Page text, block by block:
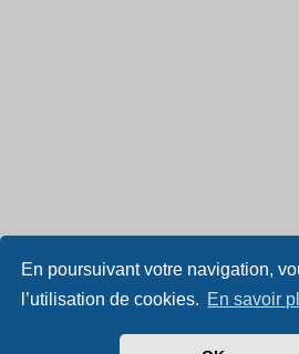
En poursuivant votre navigation,
l’utilisation de cookies. En savoir